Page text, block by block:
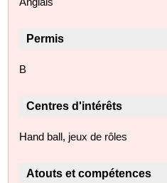
Permis
B
Centres d'intérêts
Hand ball, jeux de rôles
Atouts et compétences